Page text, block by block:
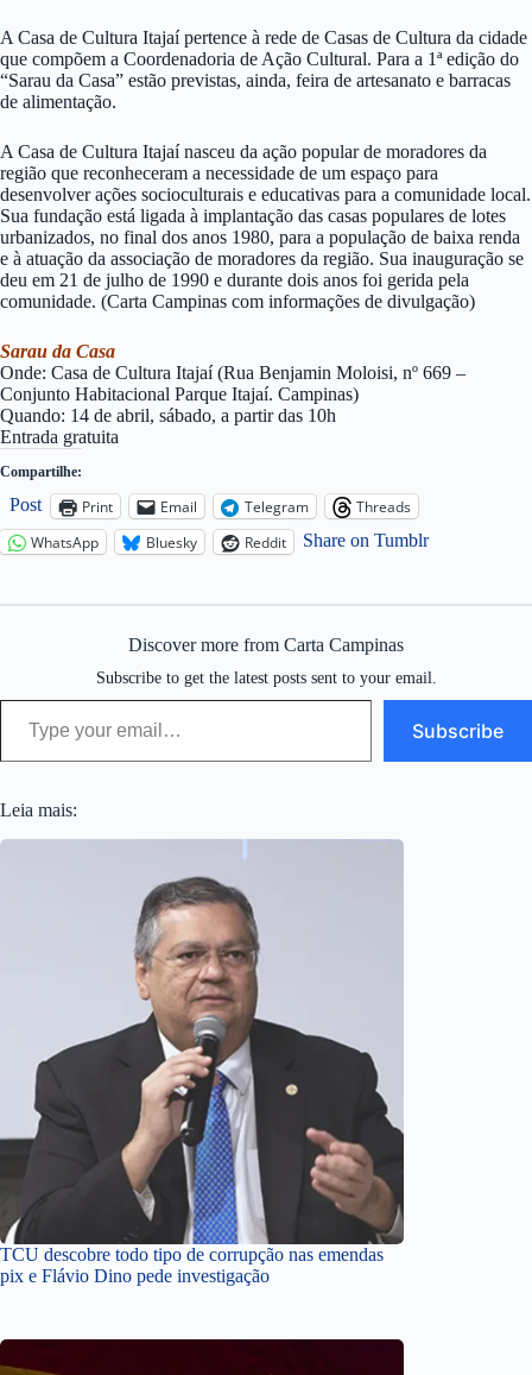
A Casa de Cultura Itajaí pertence à rede de Casas de Cultura da cidade
que compõem a Coordenadoria de Ação Cultural. Para a 1ª edição do
“Sarau da Casa” estão previstas, ainda, feira de artesanato e barracas
de alimentação.
A Casa de Cultura Itajaí nasceu da ação popular de moradores da
região que reconheceram a necessidade de um espaço para
desenvolver ações socioculturais e educativas para a comunidade local.
Sua fundação está ligada à implantação das casas populares de lotes
urbanizados, no final dos anos 1980, para a população de baixa renda
e à atuação da associação de moradores da região. Sua inauguração se
deu em 21 de julho de 1990 e durante dois anos foi gerida pela
comunidade. (Carta Campinas com informações de divulgação)
Sarau da Casa
Onde: Casa de Cultura Itajaí (Rua Benjamin Moloisi, nº 669 –
Conjunto Habitacional Parque Itajaí. Campinas)
Quando: 14 de abril, sábado, a partir das 10h
Entrada gratuita
Compartilhe:
Post Print Email Telegram
Threads
WhatsApp
Bluesky Reddit Share on Tumblr
Discover more from Carta Campinas
Subscribe to get the latest posts sent to your email.
Type your email…
Subscribe
Leia mais:
TCU descobre todo tipo de corrupção nas emendas
pix e Flávio Dino pede investigação